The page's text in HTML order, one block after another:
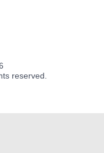
reserved.